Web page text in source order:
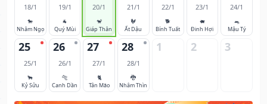
18/1
🐎
Nhâm Ngọ
19/1
🐐
Quý Mùi
20/1
🐒
Giáp Thân
21/1
🐓
Ất Dậu
22/1
🐕
Bính Tuất
23/1
🐖
Đinh Hợi
24/1
🐀
Mậu Tý
25
25/1
🐂
Kỷ Sửu
26
26/1
🐅
Canh Dần
27
27/1
🐈
Tân Mão
28
28/1
🐉
Nhâm Thìn
1 2 3